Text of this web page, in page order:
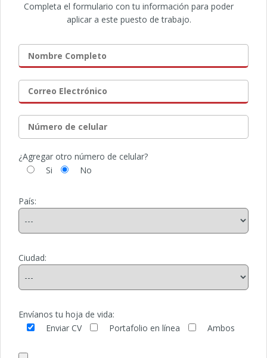
Completa el formulario con tu información para poder
aplicar a este puesto de trabajo.
¿Agregar otro número de celular?
Si
No
País:
Ciudad:
Envíanos tu hoja de vida:
Enviar CV
Portafolio en línea Ambos